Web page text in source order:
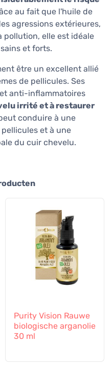
au fait que l'huile de
agressions extérieures,
pollution, elle est idéale
et forts.
être un excellent allié
de pellicules. Ses
anti-inflammatoires
irrité et à restaurer
conduire à une
et à une
du cuir chevelu.
Purity Vision Rauwe
biologische arganolie
30 ml